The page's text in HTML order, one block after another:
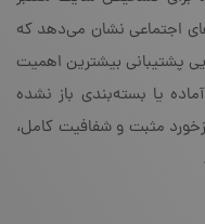
اجتماعی نشان می‌دهد که
پشتیبانی بیشترین اهمیت
یا بسته‌بندی باز نشده
مثبت و شفافیت کامل،